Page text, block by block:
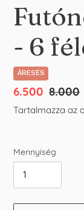
- 6
ÁRESÉS
Akciós
ár
6.500 Normál
ár
8.000
Tartalmazza az
Mennyiség